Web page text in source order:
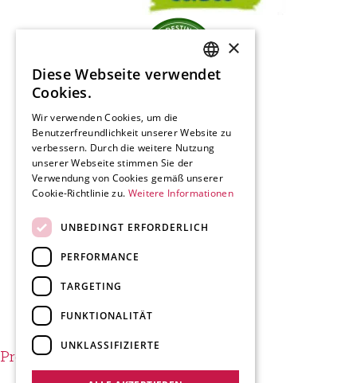
Produktion.
SLOVENIAN
GERMAN
×
Diese Webseite verwendet
Cookies.
Wir verwenden Cookies, um die
Benutzerfreundlichkeit unserer Website zu
verbessern. Durch die weitere Nutzung
unserer Webseite stimmen Sie der
Verwendung von Cookies gemäß unserer
Cookie-Richtlinie zu. Weitere Informationen
UNBEDINGT ERFORDERLICH
PERFORMANCE
TARGETING
FUNKTIONALITÄT
UNKLASSIFIZIERTE